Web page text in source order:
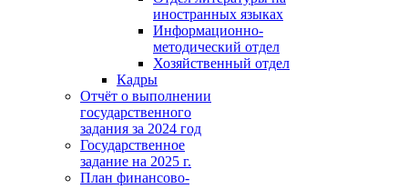
иностранных языках
Информационно-
методический отдел
Хозяйственный отдел
Кадры
Отчёт о выполнении
государственного
задания за 2024 год
Государственное
задание на 2025 г.
План финансово-